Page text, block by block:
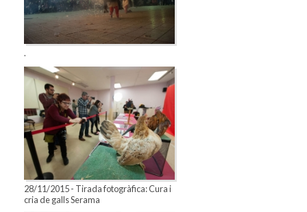
.
28/11/2015 - Tirada fotogràfica: Cura i
cria de galls Serama